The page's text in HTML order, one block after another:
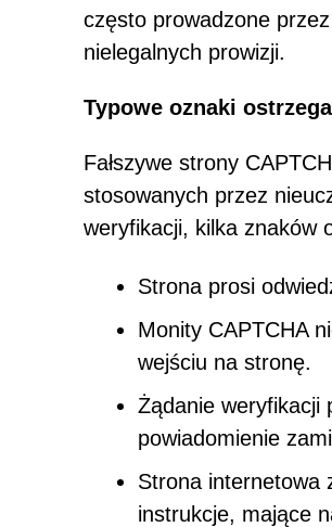
często prowadzone
nielegalnych prowizji.
Typowe oznaki
Fałszywe strony
stosowanych przez
weryfikacji, kilka znaków
Strona prosi
Monity CAPTCHA
wejściu na stronę.
Żądanie weryfikacji
powiadomienie
Strona internetowa
instrukcje, mające